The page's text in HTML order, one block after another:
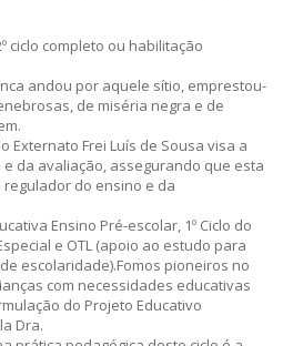
ciclo completo ou habilitação
andou por aquele sítio, emprestou-
de miséria negra e de
Externato Frei Luís de Sousa visa a
da avaliação, assegurando que esta
do ensino e da
Ensino Pré-escolar, 1º Ciclo do
e OTL (apoio ao estudo para
escolaridade).Fomos pioneiros no
com necessidades educativas
do Projeto Educativo
Dra.